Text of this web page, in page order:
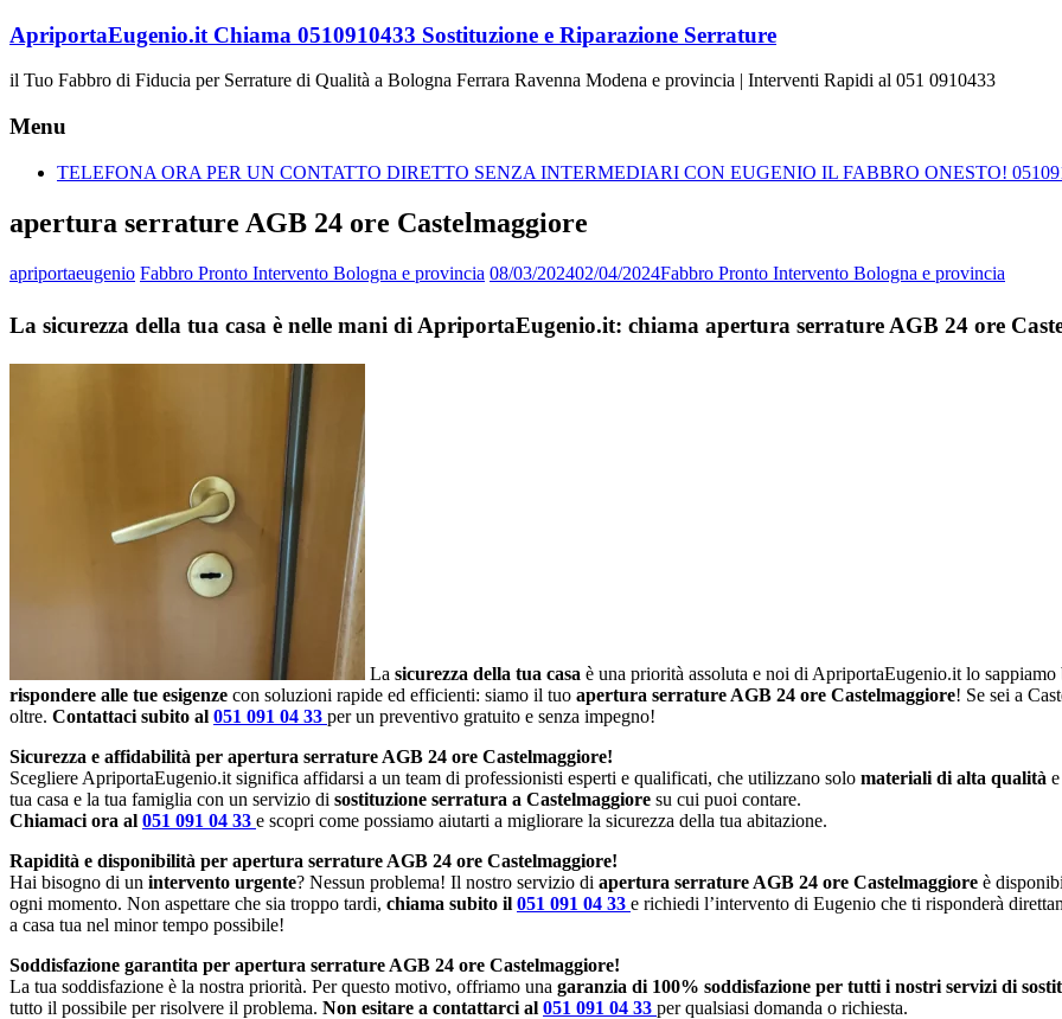
Vai
contenuto
ApriportaEugenio.it Chiama 0510910433 Sostituzione e Riparazione Serrature
il Tuo Fabbro di Fiducia per Serrature di Qualità a Bologna Ferrara Ravenna Modena e provincia | Interventi Rapidi al 051 0910433
Menu
TELEFONA ORA PER UN CONTATTO DIRETTO SENZA INTERMEDIARI CON EUGENIO IL FABBRO ONESTO!
apertura serrature AGB 24 ore Castelmaggiore
apriportaeugenio Fabbro Pronto Intervento Bologna e provincia 08/03/202402/04/2024Fabbro Pronto Intervento Bologna e provincia
La sicurezza della tua casa è nelle mani di ApriportaEugenio.it: chiama apertura serrature AGB 24 ore
La sicurezza della tua casa è una priorità assoluta e noi di ApriportaEugenio.it lo sappiamo
rispondere alle tue esigenze con soluzioni rapide ed efficienti: siamo il tuo apertura serrature AGB 24 ore Castelmaggiore! Se sei a
oltre. Contattaci subito al 051 091 04 33 per un preventivo gratuito e senza impegno!
Sicurezza e affidabilità per apertura serrature AGB 24 ore Castelmaggiore!
Scegliere ApriportaEugenio.it significa affidarsi a un team di professionisti esperti e qualificati, che utilizzano solo materiali di alta qualità
tua casa e la tua famiglia con un servizio di sostituzione serratura a Castelmaggiore su cui puoi contare.
Chiamaci ora al 051 091 04 33 e scopri come possiamo aiutarti a migliorare la sicurezza della tua abitazione.
Rapidità e disponibilità per apertura serrature AGB 24 ore Castelmaggiore!
Hai bisogno di un intervento urgente? Nessun problema! Il nostro servizio di apertura serrature AGB 24 ore Castelmaggiore è
ogni momento. Non aspettare che sia troppo tardi, chiama subito il 051 091 04 33 e richiedi l’intervento di Eugenio che ti risponderà
a casa tua nel minor tempo possibile!
Soddisfazione garantita per apertura serrature AGB 24 ore Castelmaggiore!
La tua soddisfazione è la nostra priorità. Per questo motivo, offriamo una garanzia di 100% soddisfazione per tutti i nostri servizi di
tutto il possibile per risolvere il problema. Non esitare a contattarci al 051 091 04 33 per qualsiasi domanda o richiesta.